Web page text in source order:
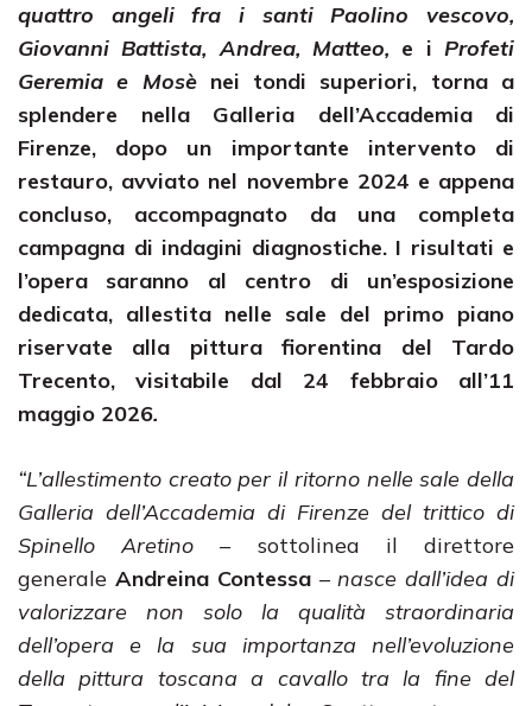
quattro angeli fra i santi Paolino vescovo,
Giovanni Battista, Andrea, Matteo, e iProfeti
Geremia e Mosènei tondi superiori, torna a
splendere nella Galleria dell’Accademia di
Firenze, dopo un importante intervento di
restauro, avviato nel novembre 2024 e appena
concluso, accompagnato da una completa
campagna di indagini diagnostiche. I risultati e
l’opera saranno al centro di un’esposizione
dedicata, allestita nelle sale del primo piano
riservate alla pittura fiorentina del Tardo
Trecento, visitabile dal 24 febbraio all’11
maggio 2026.
“L’allestimento creato per il ritorno nelle sale della
Galleria dell’Accademia di Firenze del trittico di
Spinello Aretino – sottolinea il direttore
generale Andreina Contessa–nasce dall’idea di
valorizzare non solo la qualità straordinaria
dell’opera e la sua importanza nell’evoluzione
della pittura toscana a cavallo tra la fine del